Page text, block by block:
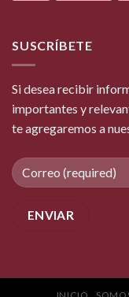
SUSCRÍBETE
Si desea recibir
importantes y
te agregaremos a